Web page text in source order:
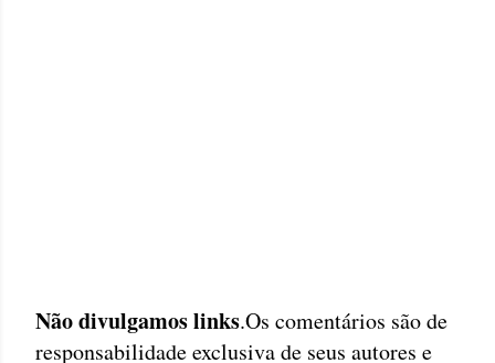
P
Não divulgamos links.Os comentários são de
responsabilidade exclusiva de seus autores e